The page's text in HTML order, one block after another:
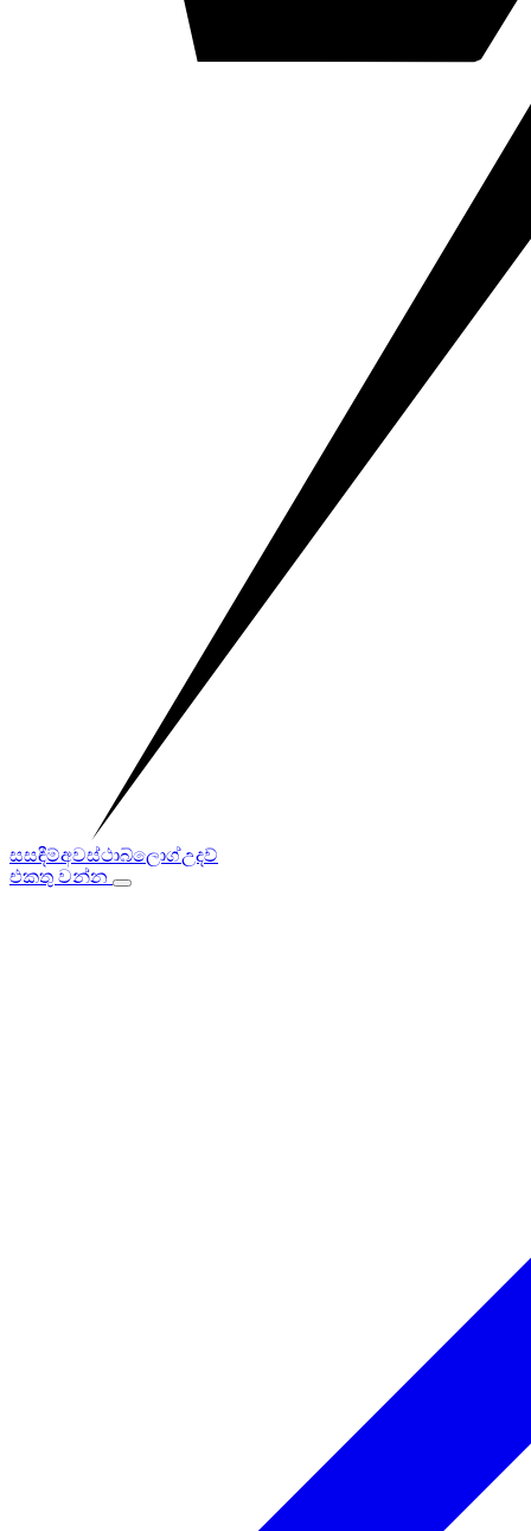
සසඳීම්අවස්ථාබ්ලොග්උදව්
එකතු වන්න